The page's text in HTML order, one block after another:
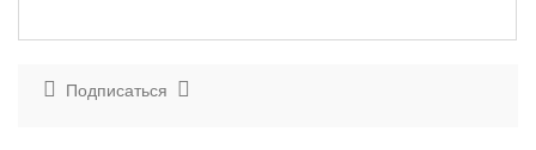
Подписаться